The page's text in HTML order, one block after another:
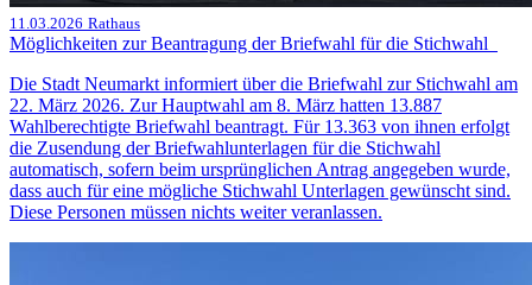
11.03.2026 Rathaus
Möglichkeiten zur Beantragung der Briefwahl für die Stichwahl
Die Stadt Neumarkt informiert über die Briefwahl zur Stichwahl am
22. März 2026. Zur Hauptwahl am 8. März hatten 13.887
Wahlberechtigte Briefwahl beantragt. Für 13.363 von ihnen erfolgt
die Zusendung der Briefwahlunterlagen für die Stichwahl
automatisch, sofern beim ursprünglichen Antrag angegeben wurde,
dass auch für eine mögliche Stichwahl Unterlagen gewünscht sind.
Diese Personen müssen nichts weiter veranlassen.